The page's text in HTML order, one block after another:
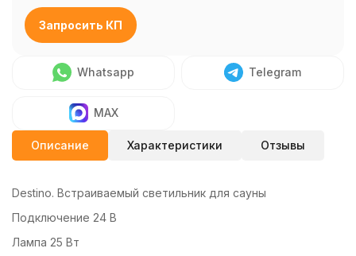
Запросить КП
Whatsapp Telegram
MAX
Описание Характеристики Отзывы
Destino. Встраиваемый светильник для сауны
Подключение 24 В
Лампа 25 Вт